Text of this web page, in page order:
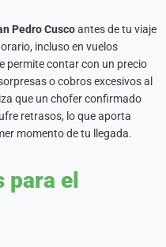
Pedro Cuscoantes de tu viaje
incluso en vuelos
permite contar con un precio
o cobros excesivos al
que un chofer confirmado
retrasos, lo que aporta
momento de tu llegada.
para el